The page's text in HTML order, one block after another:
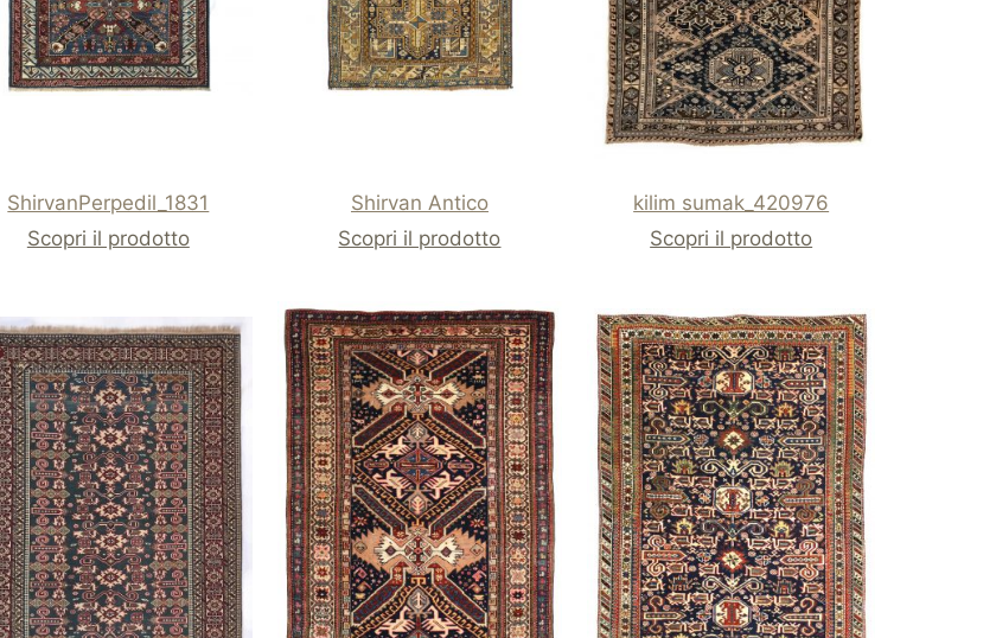
ShirvanPerpedil_1831
Scopri il prodotto
Shirvan Antico
Scopri il prodotto
kilim sumak_420976
Scopri il prodotto